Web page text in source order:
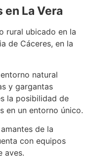
en La Vera
rural ubicado en la
de Cáceres, en la
natural
y gargantas
la posibilidad de
en un entorno único.
de la
con equipos
aves.